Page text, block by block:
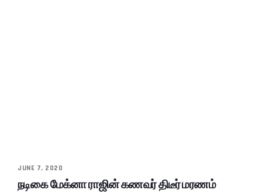
JUNE 7, 2020
நடிகை மேக்னா ராஜின் கணவர் திடீர் மரணம்